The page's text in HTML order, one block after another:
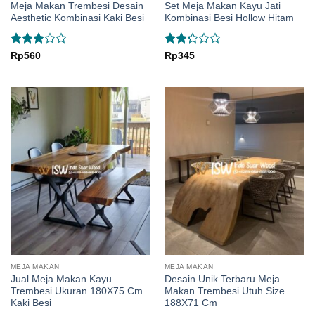
Meja Makan Trembesi Desain
Aesthetic Kombinasi Kaki Besi
Rated
Rp560
Set Meja Makan Kayu Jati
Kombinasi Besi Hollow Hitam
Rated
of 5
Rp345
MEJA MAKAN
Jual Meja Makan Kayu
Trembesi Ukuran 180X75 Cm
Kaki Besi
MEJA MAKAN
Desain Unik Terbaru Meja
Makan Trembesi Utuh Size
188X71 Cm